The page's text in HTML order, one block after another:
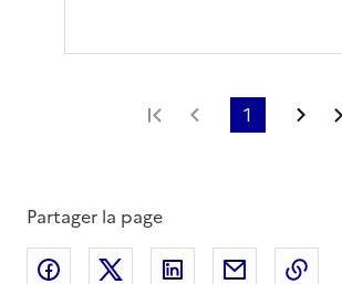
Première page
Page
1
Partager la page
Partager sur Facebook
Partager sur XPartager surPartager